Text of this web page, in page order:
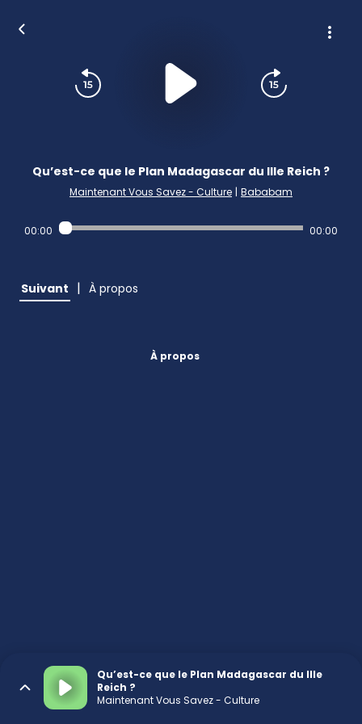
Qu’est-ce que le Plan Madagascar du IIIe Reich ?
Maintenant Vous Savez - Culture | Bababam
00:00 00:00
Suivant | À propos
À propos
Qu’est-ce que le Plan Madagascar du IIIe
Reich ?
Maintenant Vous Savez - Culture